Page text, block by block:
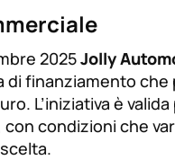
2025Jolly
di finanziamento
L’iniziativa è
condizioni che